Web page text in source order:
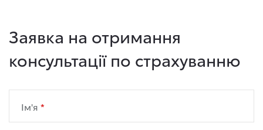
Заявка на отримання
консультації по страхуванню
Ім'я